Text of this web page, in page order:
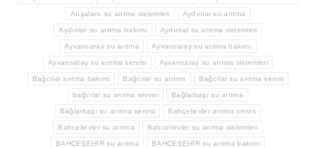
Atışalanı su arıtma sistemleri Aydınlar su arıtma
Aydınlar su arıtma bakımı Aydınlar su arıtma sistemleri
Ayvansaray su arıtma Ayvansaray su arıtma bakımı
Ayvansaray su arıtma servisi Ayvansaray su arıtma sistemleri
Bağcılar arıtma bakımı Bağcılar su arıtma Bağcılar su arıtma servis
bağcılar su arıtma servisi Bağlarbaşı su arıtma
Bağlarbaşı su arıtma servisi Bahçelievler arıtma servis
Bahcelievler su arıtma Bahcelievler su arıtma sistemleri
BAHÇEŞEHİR su arıtma BAHÇEŞEHİR su arıtma bakımı